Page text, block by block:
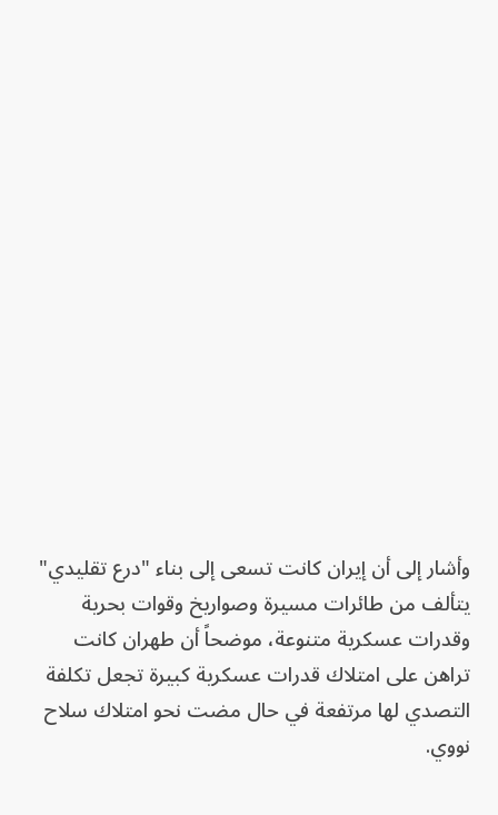
وأشار إلى أن إيران كانت تسعى إلى بناء "درع تقليدي"
يتألف من طائرات مسيرة وصواريخ وقوات بحرية
وقدرات عسكرية متنوعة، موضحاً أن طهران كانت
تراهن على امتلاك قدرات عسكرية كبيرة تجعل تكلفة
التصدي لها مرتفعة في حال مضت نحو امتلاك سلاح
نووي.